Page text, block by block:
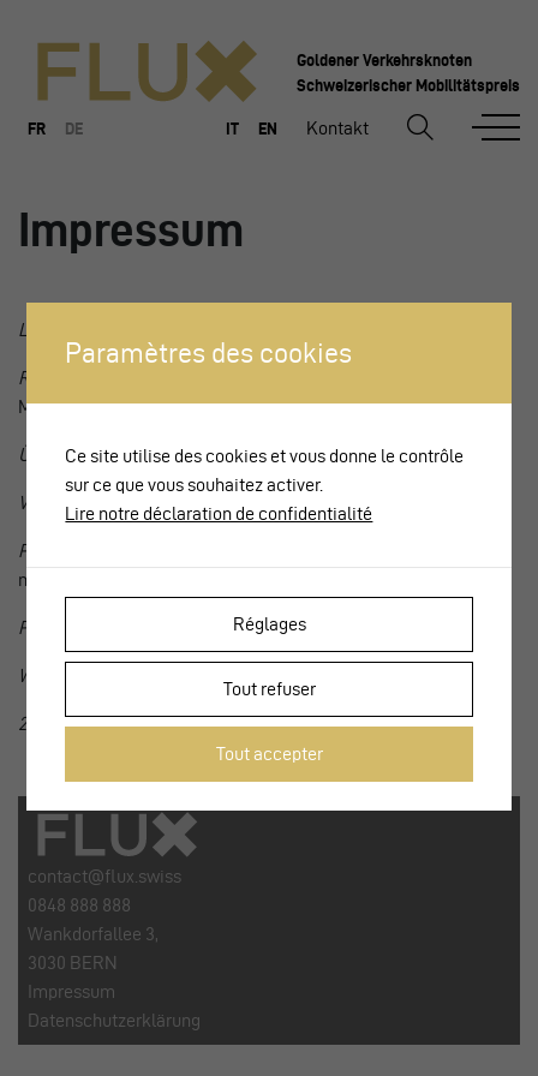
Goldener Verkehrsknoten
Schweizerischer Mobilitätspreis
FR DE IT EN Kontakt
Impressum
Leiter des technischen Inhaltes
Redaktorinnen/Redaktoren
Montant, Philippe Gasser
Übersetzung: CarPostal
Videos : WidmerKohler
Photos
mentions
Pläne : Alessandra Marcon, Pauline Désormière
Website
2018
contact@flux.swiss
0848 888 888
Wankdorfallee 3,
3030 BERN
Impressum
Datenschutzerklärung
Paramètres des cookies
Ce site utilise des cookies et vous donne le contrôle
sur ce que vous souhaitez activer.
Lire notre déclaration de confidentialité
Réglages
Tout refuser
Tout accepter